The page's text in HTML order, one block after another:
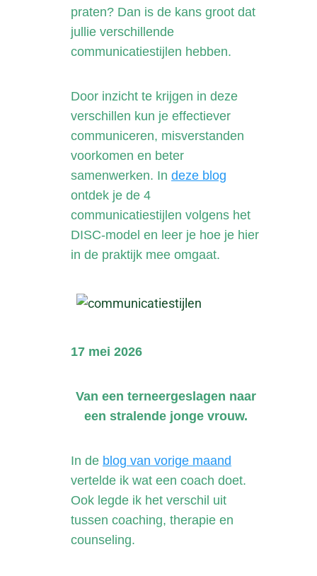
praten? Dan is de kans groot dat
jullie verschillende
communicatiestijlen hebben.
Door inzicht te krijgen in deze
verschillen kun je effectiever
communiceren, misverstanden
voorkomen en beter
samenwerken. In deze blog
ontdek je de 4
communicatiestijlen volgens het
DISC-model en leer je hoe je hier
in de praktijk mee omgaat.
17 mei 2026
Van een terneergeslagen naar
een stralende jonge vrouw.
In de blog van vorige maand
vertelde ik wat een coach doet.
Ook legde ik het verschil uit
tussen coaching, therapie en
counseling.